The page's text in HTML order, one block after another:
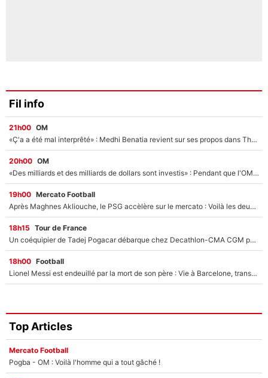
Fil info
21h00 OM
«Ç'a a été mal interprêté» : Medhi Benatia revient sur ses propos dans The Bridge et précise ses conditions pour rejoindre le PSG !
20h00 OM
«Des milliards et des milliards de dollars sont investis» : Pendant que l'OM est en pleine crise financière, Frank McCourt lance un nouveau projet à 260M€ !
19h00 Mercato Football
Après Maghnes Akliouche, le PSG accèlère sur le mercato : Voilà les deux nouvelles recrues qui vont signer la semaine prochaine ?
18h15 Tour de France
Un coéquipier de Tadej Pogacar débarque chez Decathlon-CMA CGM pour épauler Paul Seixas : «Mes meilleures années sont à venir»
18h00 Football
Lionel Messi est endeuillé par la mort de son père : Vie à Barcelone, transfert au PSG... voilà comment Jorge Messi a joué un rôle essentiel dans sa carrière !
Top Articles
Mercato Football
Pogba - OM : Voilà l'homme qui a tout gâché !